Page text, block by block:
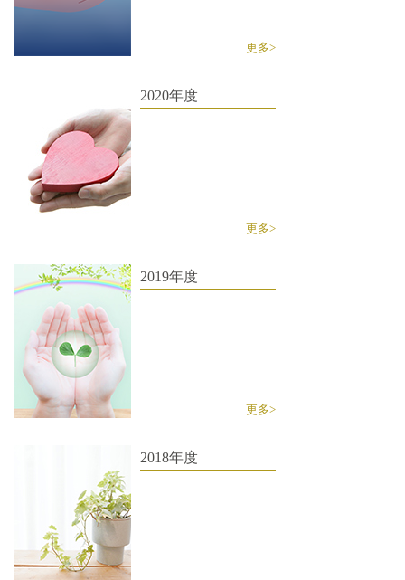
更多>
2020年度
更多>
2019年度
更多>
2018年度